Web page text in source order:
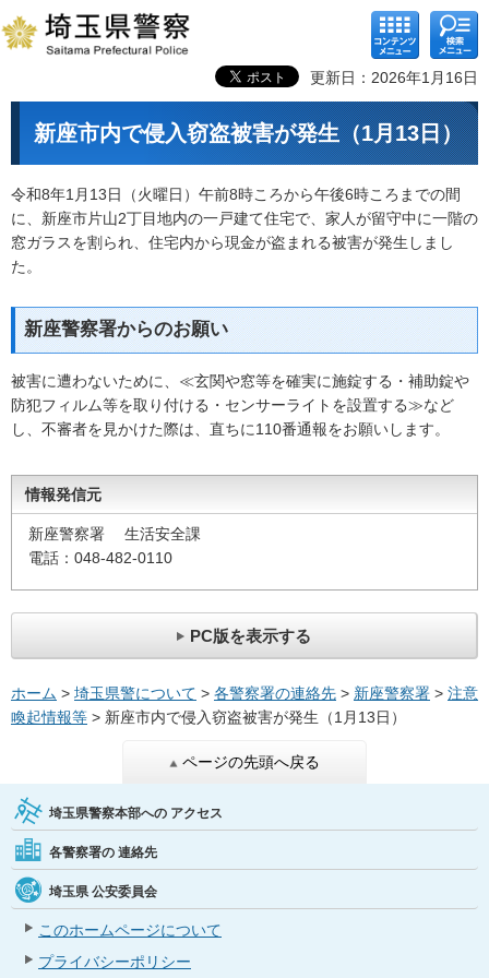
コンテ
ンツメ
ニュー
検索メ
ニュー
更新日：2026年1月16日
新座市内で侵入窃盗被害が発生（1月13日）
令和8年1月13日（火曜日）午前8時ころから午後6時ころまでの間
に、新座市片山2丁目地内の一戸建て住宅で、家人が留守中に一階の
窓ガラスを割られ、住宅内から現金が盗まれる被害が発生しまし
た。
新座警察署からのお願い
被害に遭わないために、≪玄関や窓等を確実に施錠する・補助錠や
防犯フィルム等を取り付ける・センサーライトを設置する≫など
し、不審者を見かけた際は、直ちに110番通報をお願いします。
情報発信元
新座警察署 生活安全課
電話：048-482-0110
PC版を表示する
ホーム > 埼玉県警について > 各警察署の連絡先 > 新座警察署 > 注意
喚起情報等 > 新座市内で侵入窃盗被害が発生（1月13日）
ページの先頭へ戻る
埼玉県警察本部への アクセス
各警察署の 連絡先
埼玉県 公安委員会
このホームページについて
プライバシーポリシー